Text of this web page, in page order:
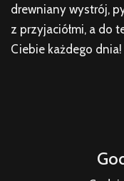
drewniany wystrój,
z przyjaciółmi, a do
Ciebie każdego dnia!